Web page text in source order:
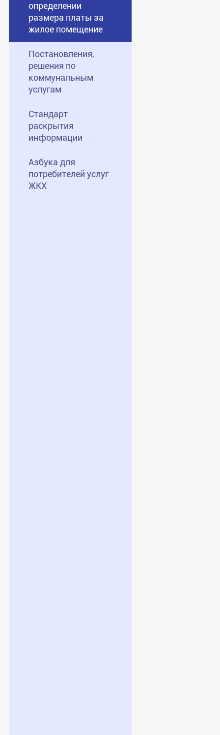
определении
размера платы за
жилое помещение
Постановления,
решения по
коммунальным
услугам
Стандарт
раскрытия
информации
Азбука для
потребителей услуг
ЖКХ